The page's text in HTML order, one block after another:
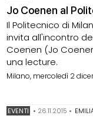
Jo Coenen al
Il Politecnico di
invita all'incontro
Coenen (Jo
una lecture.
Milano, mercoledì 2
EVENTI • 26.11.2015 •